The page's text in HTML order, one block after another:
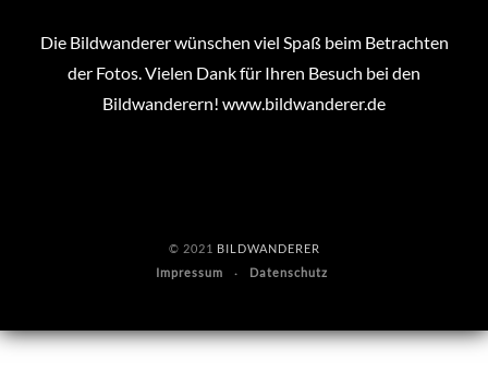
Die Bildwanderer wünschen viel Spaß beim Betrachten
der Fotos. Vielen Dank für Ihren Besuch bei den
Bildwanderern! www.bildwanderer.de
© 2021 BILDWANDERER
Impressum
Datenschutz